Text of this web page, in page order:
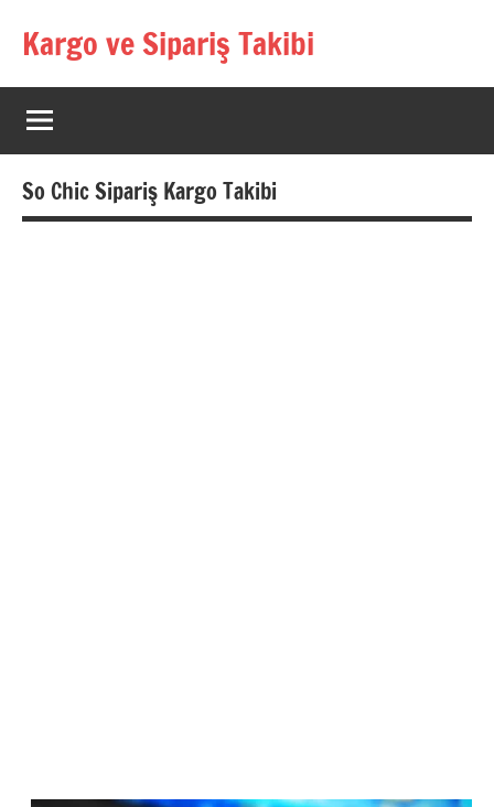
Kargo ve Sipariş Takibi
Kargo
Takip
Rehberi
So Chic Sipariş Kargo Takibi